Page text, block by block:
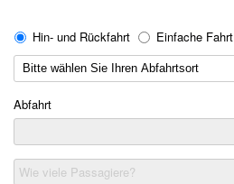
Hin- und Rückfahrt Einfache Fahrt
Abfahrt
Wie viele Passagiere?